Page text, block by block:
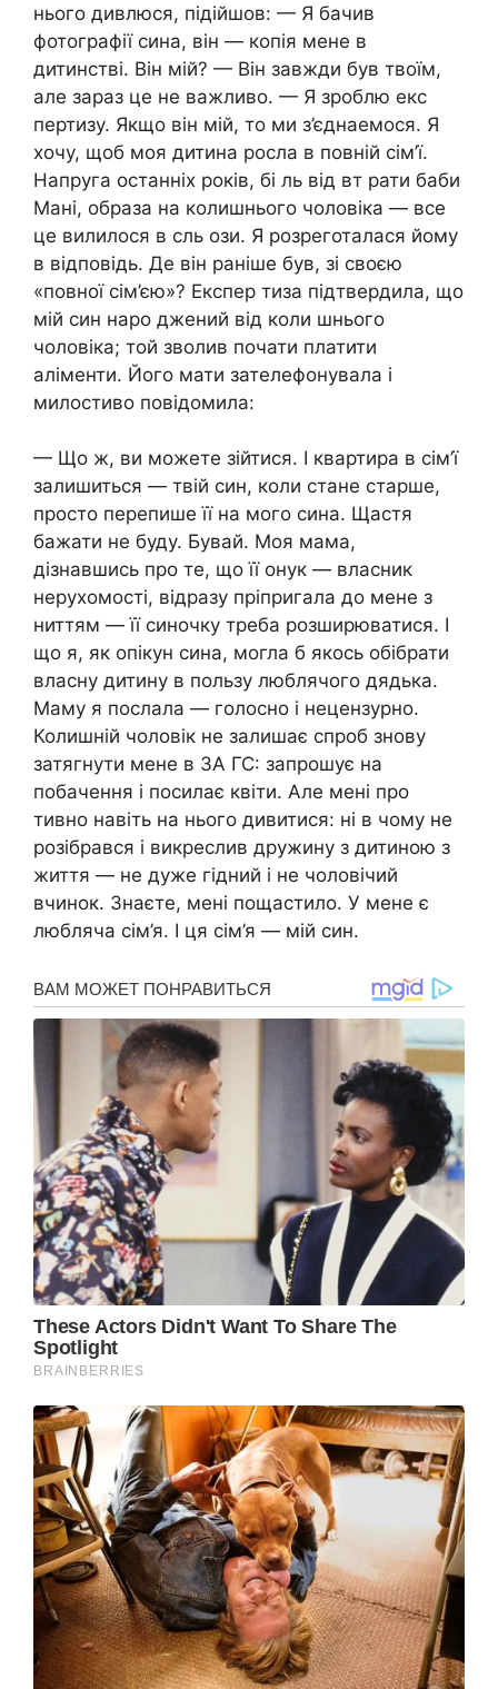
нього дивлюся, підійшов: — Я бачив
фотографії сина, він — копія мене в
дитинстві. Він мій? — Він завжди був твоїм,
але зараз це не важливо. — Я зроблю екс
пертизу. Якщо він мій, то ми з’єднаемося. Я
хочу, щоб моя дитина росла в повній сім’ї.
Напруга останніх років, бі ль від вт рати баби
Мані, образа на колишнього чоловіка — все
це вилилося в сль ози. Я розреготалася йому
в відповідь. Де він раніше був, зі своєю
«повної сім’єю»? Експер тиза підтвердила, що
мій син наро джений від коли шнього
чоловіка; той зволив почати платити
аліменти. Його мати зателефонувала і
милостиво повідомила:
— Що ж, ви можете зійтися. І квартира в сім’ї
залишиться — твій син, коли стане старше,
просто перепише її на мого сина. Щастя
бажати не буду. Бувай. Моя мама,
дізнавшись про те, що її онук — власник
нерухомості, відразу пріпригала до мене з
ниттям — її синочку треба розширюватися. І
що я, як опікун сина, могла б якось обібрати
власну дитину в пользу люблячого дядька.
Маму я послала — голосно і нецензурно.
Колишній чоловік не залишає спроб знову
затягнути мене в ЗА ГС: запрошує на
побачення і посилає квіти. Але мені про
тивно навіть на нього дивитися: ні в чому не
розібрався і викреслив дружину з дитиною з
життя — не дуже гідний і не чоловічий
вчинок. Знаєте, мені пощастило. У мене є
любляча сім’я. І ця сім’я — мій син.